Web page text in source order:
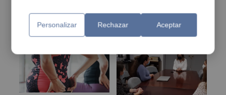
de Manises
Personalizar Rechazar Aceptar